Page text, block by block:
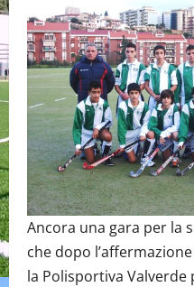
Ancora una gara per la
che dopo
la Polisportiva Valverde